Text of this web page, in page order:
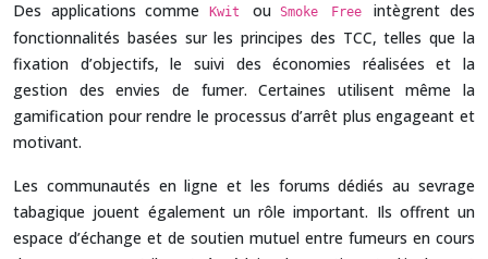
Des applications comme Kwit ouSmoke Freeintègrent des
fonctionnalités basées sur les principes des TCC, telles que la
fixation d’objectifs, le suivi des économies réalisées et la
gestion des envies de fumer. Certaines utilisent même la
gamification pour rendre le processus d’arrêt plus engageant et
motivant.
Les communautés en ligne et les forums dédiés au sevrage
tabagique jouent également un rôle important. Ils offrent un
espace d’échange et de soutien mutuel entre fumeurs en cours